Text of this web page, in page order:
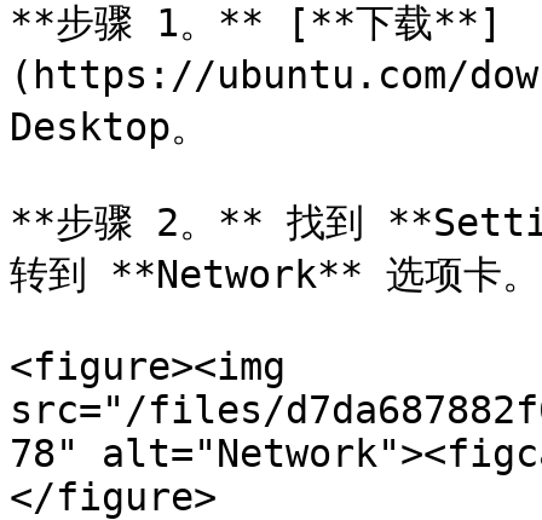
**步骤 1。** [**下载**]
(https://ubuntu.com/
Desktop。
**步骤 2。** 找到
转到 **Network** 选项卡。
<figure><img
src="/files/
78"
</figure>